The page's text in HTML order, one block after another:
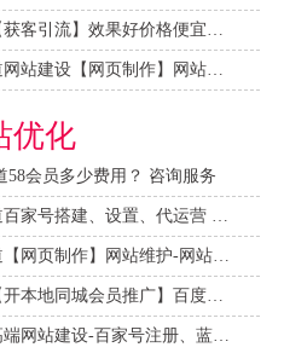
优化
会员多少费用？ 咨询服务